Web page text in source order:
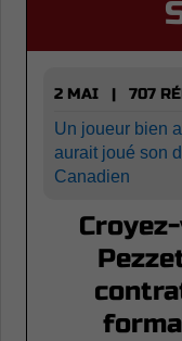
2 MAI | 707
Un joueur bien
aurait joué son
Canadien